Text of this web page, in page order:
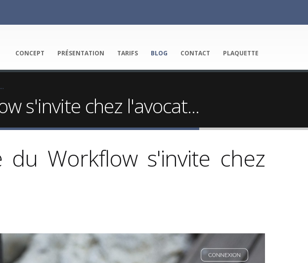
CONCEPT PRÉSENTATION TARIFS BLOG CONTACT PLAQUETTE
s'invite chez l'avocat...
Workflow s'invite chez